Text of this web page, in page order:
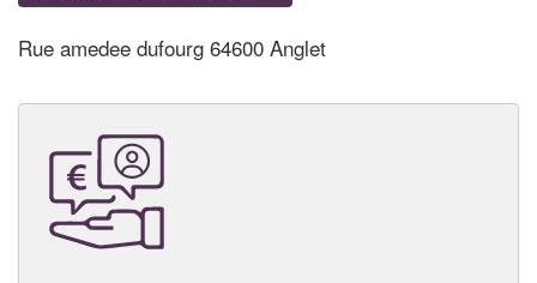
Rue amedee dufourg 64600 Anglet